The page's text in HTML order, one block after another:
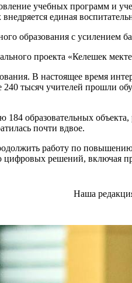
учебных программ и
единая
образования с
проекта «Келешек
В настоящее время
тысяч учителей прошли
184 образовательных
почти вдвое.
работу по
решений, включая
Наша